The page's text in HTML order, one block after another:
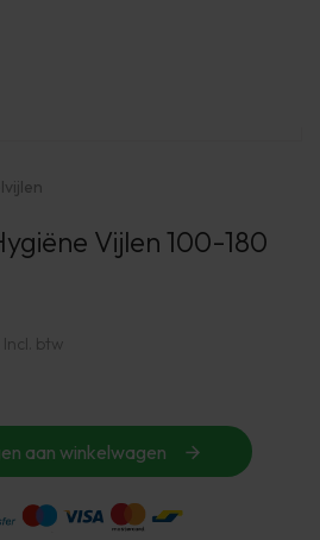
Vijlen 100-180
Incl. btw
aan winkelwagen